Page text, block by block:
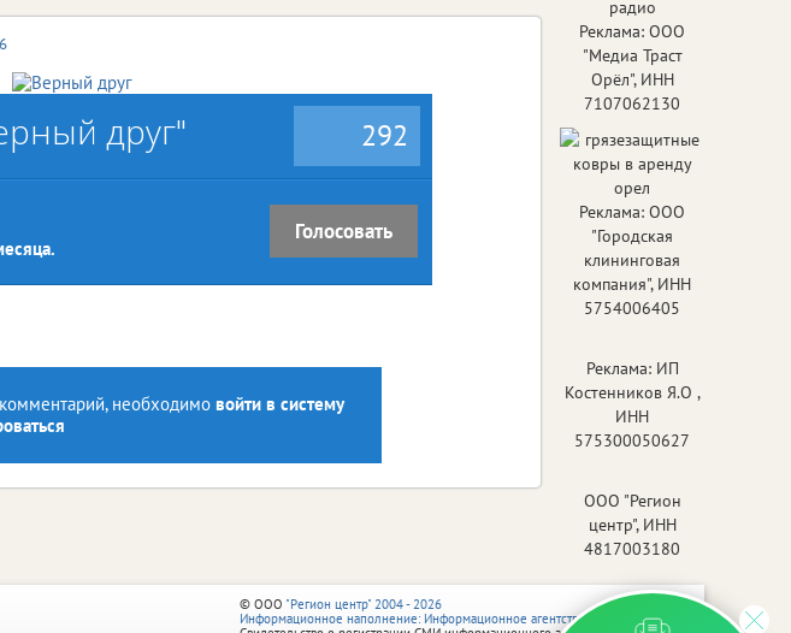
друг" 292
Голосовать
необходимо войти в систему
Реклама: ООО
"Медиа Траст
Орёл", ИНН
7107062130
Реклама: ООО
"Городская
клининговая
компания", ИНН
5754006405
Реклама: ИП
Костенников Я.О ,
ИНН
575300050627
ООО "Регион
центр", ИНН
4817003180
© ООО "Регион центр" 2004 - 2026
Информационное наполнение: Информационное агентство vRossii.ru